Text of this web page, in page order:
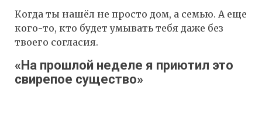
Когда ты нашёл не просто дом, а семью. А еще
кого-то, кто будет умывать тебя даже без
твоего согласия.
«На прошлой неделе я приютил это
свирепое существо»